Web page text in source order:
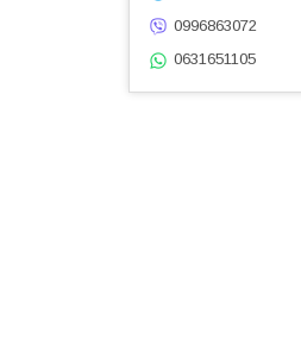
0996863072
0631651105